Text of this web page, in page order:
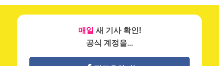
매일 새 기사 확인!
공식 계정을...